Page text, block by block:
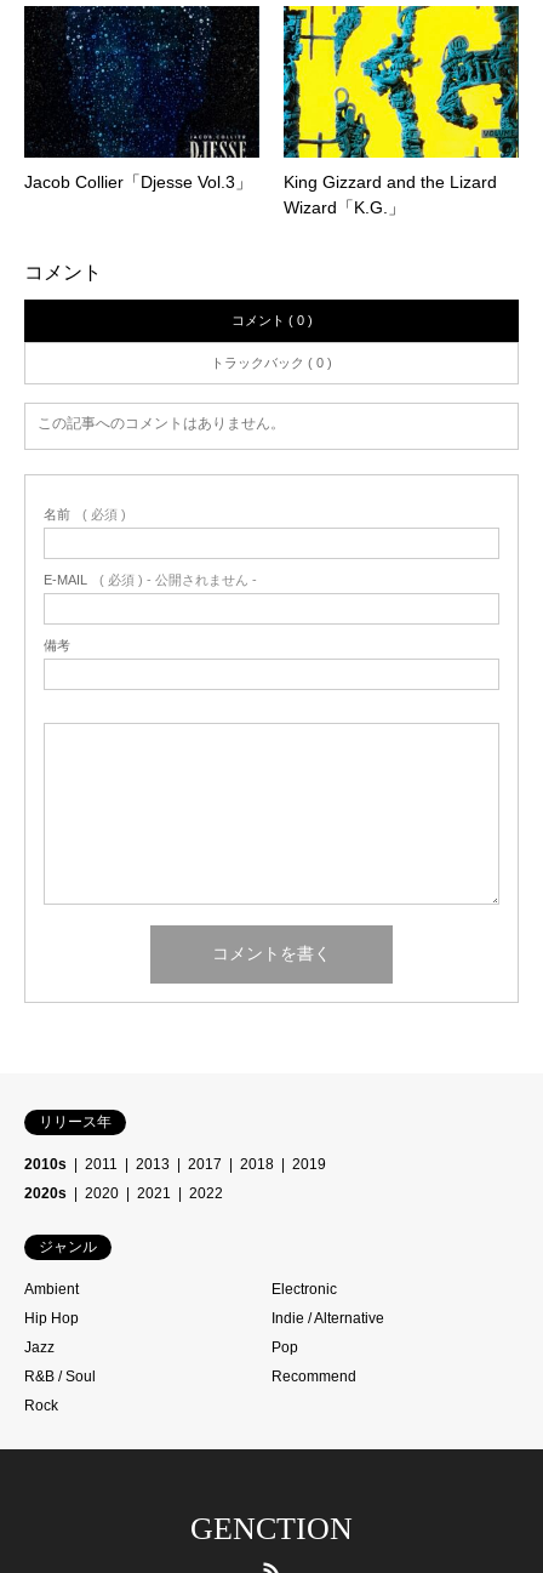
Jacob Collier「Djesse Vol.3」
King Gizzard and the Lizard
Wizard「K.G.」
コメント
コメント ( 0 )
トラックバック ( 0 )
この記事へのコメントはありません。
名前 ( 必須 )
E-MAIL ( 必須 ) - 公開されません -
備考
リリース年
2010s 2011 2013 2017 2018
2019
2020s
2020 2021 2022
ジャンル
Ambient
Electronic
Hip Hop
Indie / Alternative
Jazz
Pop
R&B / Soul
Recommend
Rock
GENCTION